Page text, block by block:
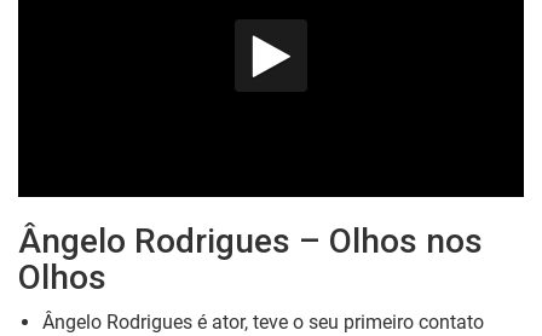
Ângelo Rodrigues – Olhos nos
Olhos
Ângelo Rodrigues é ator, teve o seu primeiro contato